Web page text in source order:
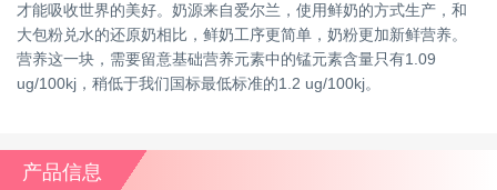
才能吸收世界的美好。奶源来自爱尔兰，使用鲜奶的方式生产，和
大包粉兑水的还原奶相比，鲜奶工序更简单，奶粉更加新鲜营养。
营养这一块，需要留意基础营养元素中的锰元素含量只有1.09
ug/100kj，稍低于我们国标最低标准的1.2 ug/100kj。
产品信息